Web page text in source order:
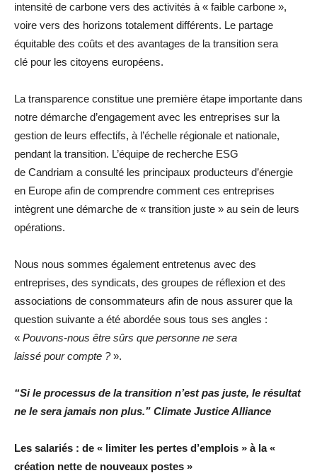
intensité de carbone vers des activités à « faible carbone »,
voire vers des horizons totalement différents. Le partage
équitable des coûts et des avantages de la transition sera
clé pour les citoyens européens.
La transparence constitue une première étape importante dans
notre démarche d’engagement avec les entreprises sur la
gestion de leurs effectifs, à l’échelle régionale et nationale,
pendant la transition. L’équipe de recherche ESG
de Candriam a consulté les principaux producteurs d’énergie
en Europe afin de comprendre comment ces entreprises
intègrent une démarche de « transition juste » au sein de leurs
opérations.
Nous nous sommes également entretenus avec des
entreprises, des syndicats, des groupes de réflexion et des
associations de consommateurs afin de nous assurer que la
question suivante a été abordée sous tous ses angles :
« Pouvons-nous être sûrs que personne ne sera
laissé pour compte ?».
“Si le processus de la transition n’est pas juste, le résultat
ne le sera jamais non plus.” Climate Justice Alliance
Les salariés : de « limiter les pertes d’emplois » à la «
création nette de nouveaux postes »